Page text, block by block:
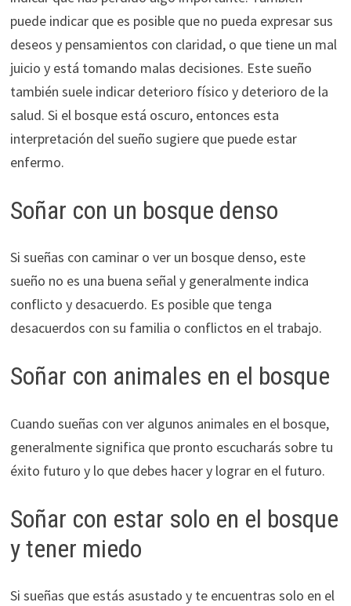
puede indicar que es posible que no pueda expresar sus
deseos y pensamientos con claridad, o que tiene un mal
juicio y está tomando malas decisiones. Este sueño
también suele indicar deterioro físico y deterioro de la
salud. Si el bosque está oscuro, entonces esta
interpretación del sueño sugiere que puede estar
enfermo.
Soñar con un bosque denso
Si sueñas con caminar o ver un bosque denso, este
sueño no es una buena señal y generalmente indica
conflicto y desacuerdo. Es posible que tenga
desacuerdos con su familia o conflictos en el trabajo.
Soñar con animales en el bosque
Cuando sueñas con ver algunos animales en el bosque,
generalmente significa que pronto escucharás sobre tu
éxito futuro y lo que debes hacer y lograr en el futuro.
Soñar con estar solo en el bosque
y tener miedo
Si sueñas que estás asustado y te encuentras solo en el